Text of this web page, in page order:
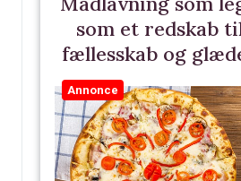
som et redskab
fællesskab og
Annonce